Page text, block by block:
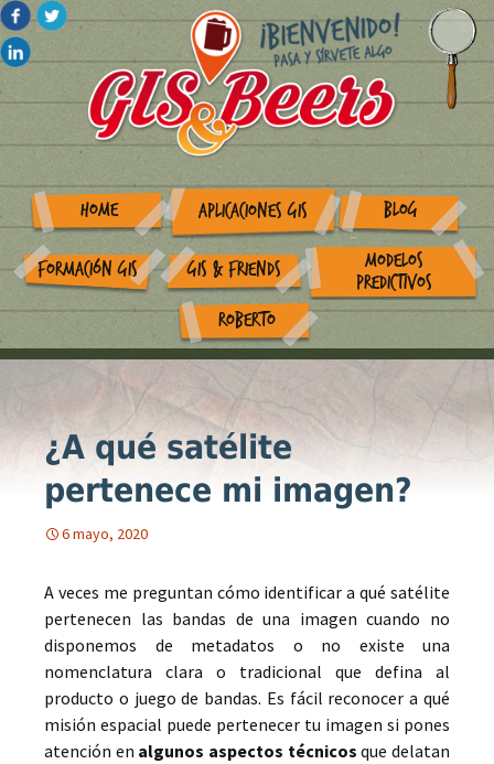
HOME APLICACIONES GIS BLOG
FORMACIÓN GIS GIS & FRIENDS
MODELOS
PREDICTIVOS
ROBERTO
¿A qué satélite
pertenece mi imagen?
6 mayo, 2020
A veces me preguntan cómo identificar a qué satélite
pertenecen las bandas de una imagen cuando no
disponemos de metadatos o no existe una
nomenclatura clara o tradicional que defina al
producto o juego de bandas. Es fácil reconocer a qué
misión espacial puede pertenecer tu imagen si pones
atención en algunos aspectos técnicos que delatan